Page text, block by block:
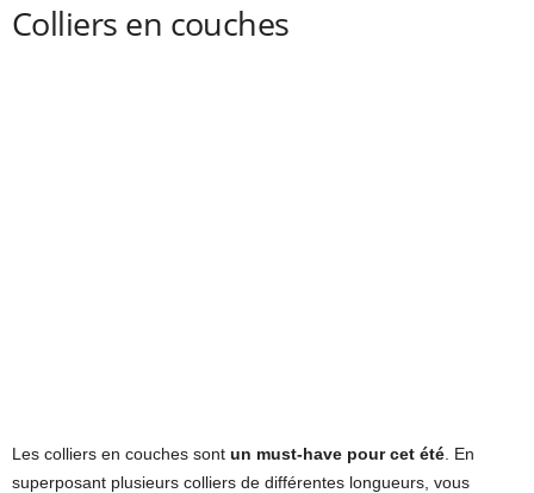
Colliers en couches
Les colliers en couches sont un must-have pour cet été . En
superposant plusieurs colliers de différentes longueurs, vous